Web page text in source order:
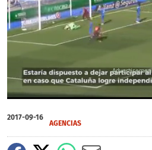
seconds
of
seconds
2017-09-16
AGENCIAS